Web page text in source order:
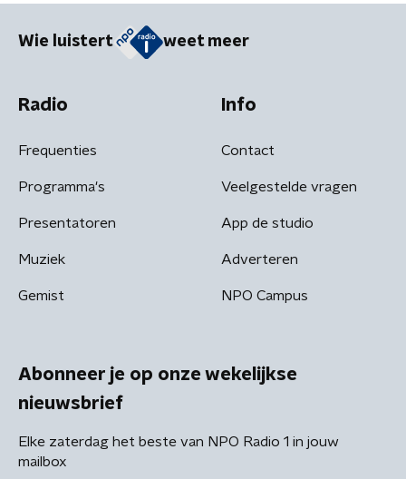
Wie luistert weet meer
Radio
Frequenties
Programma's
Presentatoren
Muziek
Gemist
Info
Contact
Veelgestelde vragen
App de studio
Adverteren
NPO Campus
Abonneer je op onze wekelijkse
nieuwsbrief
Elke zaterdag het beste van NPO Radio 1 in jouw
mailbox